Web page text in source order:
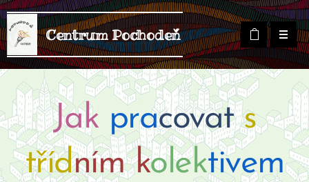
Centrum Pochodeň
Jak pracovat s
třídním kolektivem